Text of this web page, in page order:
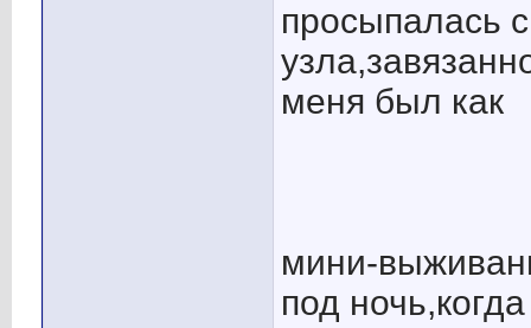
просыпалась
меня был как
мини-
под